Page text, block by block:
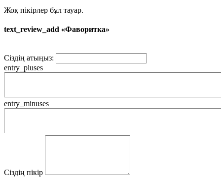
Жоқ пікірлер бұл тауар.
text_review_add «Фаворитка»
Сіздің атыңыз:
entry_pluses
entry_minuses
Сіздің пікір